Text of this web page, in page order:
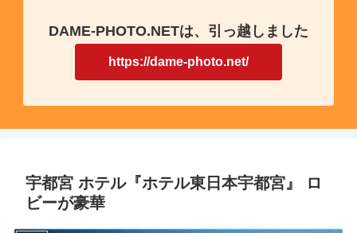
DAME-PHOTO.NETは、引っ越しました
https://dame-photo.net/
宇都宮 ホテル『ホテル東日本宇都宮』 ロ
ビーが豪華